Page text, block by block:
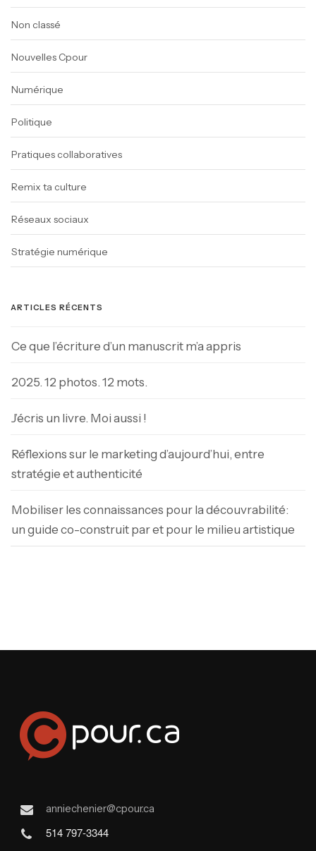
Non classé
Nouvelles Cpour
Numérique
Politique
Pratiques collaboratives
Remix ta culture
Réseaux sociaux
Stratégie numérique
ARTICLES RÉCENTS
Ce que l’écriture d’un manuscrit m’a appris
2025. 12 photos. 12 mots.
J’écris un livre. Moi aussi !
Réflexions sur le marketing d’aujourd’hui, entre
stratégie et authenticité
Mobiliser les connaissances pour la découvrabilité:
un guide co-construit par et pour le milieu artistique
anniechenier@cpour.ca
514 797-3344